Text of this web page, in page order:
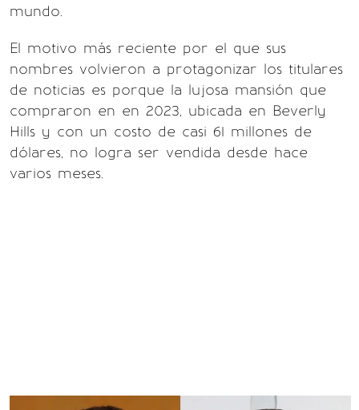
mundo.
El motivo más reciente por el que sus
nombres volvieron a protagonizar los titulares
de noticias es porque la lujosa mansión que
compraron en en 2023, ubicada en Beverly
Hills y con un costo de casi 61 millones de
dólares, no logra ser vendida desde hace
varios meses.